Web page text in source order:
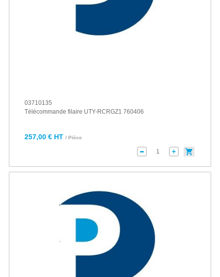
03710135
Télécommande filaire UTY-RCRGZ1 760406
257,00 € HT / Pièce